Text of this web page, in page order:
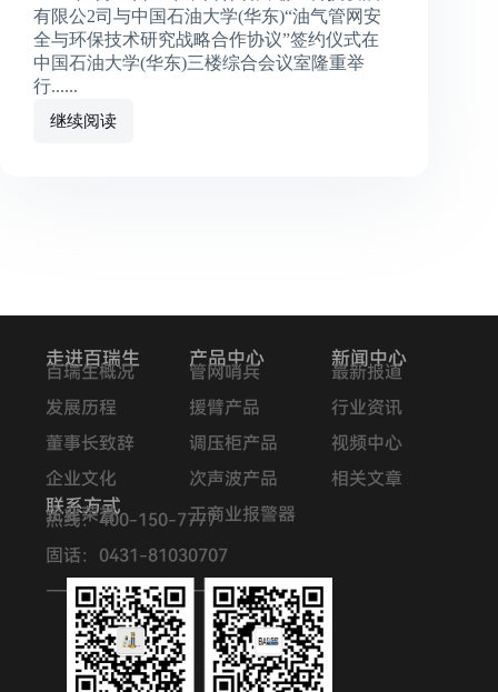
有限公2司与中国石油大学(华东)“油气管网安
全与环保技术研究战略合作协议”签约仪式在
中国石油大学(华东)三楼综合会议室隆重举
行......
继续阅读
联系方式
热线：400-150-7777
固话：0431-81030707
—————————–
走进百瑞生
百瑞生概况
发展历程
董事长致辞
企业文化
企业荣誉
产品中心
管网哨兵
援臂产品
调压柜产品
次声波产品
工商业报警器
新闻中心
最新报道
行业资讯
视频中心
相关文章